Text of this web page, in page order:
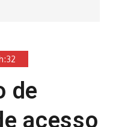
de
acesso